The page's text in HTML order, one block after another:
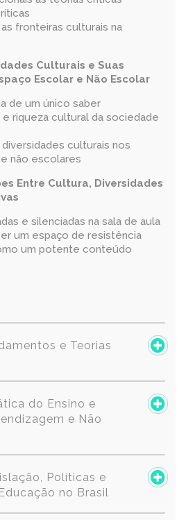
fronteiras culturais na
Culturais e Suas
Escolar e Não Escolar
de um único saber
riqueza cultural da sociedade
culturais nos
não escolares
Entre Cultura, Diversidades
e silenciadas na sala de aula
um espaço de resistência
um potente conteúdo
e Teorias
do Ensino e
e Não
Políticas e
no Brasil